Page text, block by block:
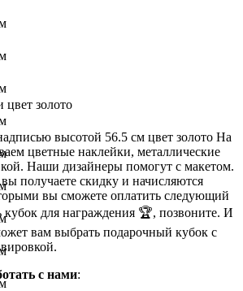
золото
высотой 56.5 см цвет золото На
цветные наклейки, металлические
Наши дизайнеры помогут с макетом.
вы получаете скидку и начисляются
вы сможете оплатить следующий
кубок для награждения 🏆, позвоните. И
вам выбрать подарочный кубок с
с нами: